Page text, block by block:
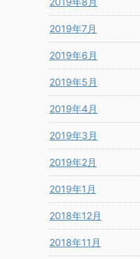
2019年7月
2019年6月
2019年5月
2019年4月
2019年3月
2019年2月
2019年1月
2018年12月
2018年11月